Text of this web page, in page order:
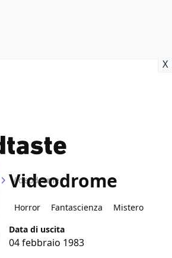
X
Videodrome
Videodrome
Horror Fantascienza
Mistero
Data di uscita
04 febbraio 1983